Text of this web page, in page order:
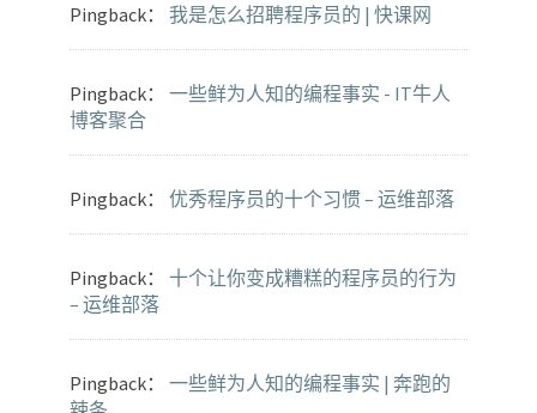
Pingback： 我是怎么招聘程序员的 | 快课网
Pingback： 一些鲜为人知的编程事实 - IT牛人
博客聚合
Pingback： 优秀程序员的十个习惯 – 运维部落
Pingback： 十个让你变成糟糕的程序员的行为
– 运维部落
Pingback： 一些鲜为人知的编程事实 | 奔跑的